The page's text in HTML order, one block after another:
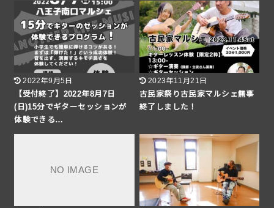
2022年9月5日
【受付終了】2022年8月7日
(日)15分でギターセッションが
体験できる…
2023年11月21日
古民家祭り古民家マルシェ無事
終了しました！